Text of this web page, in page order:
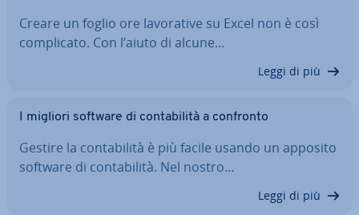
Creare un foglio ore la­vo­ra­ti­ve su Excel non è così
com­pli­ca­to. Con l’aiuto di alcune…
Leggi di più
I migliori software di con­ta­bi­li­tà a confronto
Gestire la con­ta­bi­li­tà è più facile usando un apposito
software di con­ta­bi­li­tà. Nel nostro…
Leggi di più